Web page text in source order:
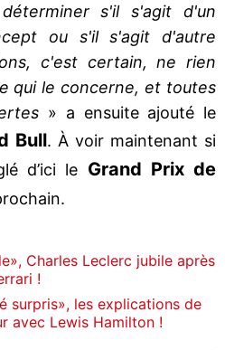
s'il s'agit d'un
ou s'il s'agit d'autre
c'est certain, ne rien
qui le concerne, et toutes
» a ensuite ajouté le
Bull. À voir maintenant si
d’ici le Grand Prix de
Charles Leclerc jubile après
!
surpris», les explications de
avec Lewis Hamilton !